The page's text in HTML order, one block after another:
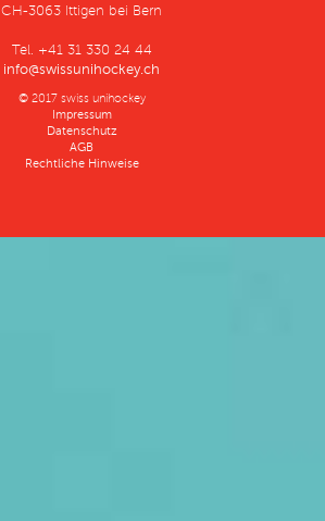
CH-3063 Ittigen bei Bern
Tel. +41 31 330 24 44
info@swissunihockey.ch
© 2017 swiss unihockey
Impressum
Datenschutz
AGB
Rechtliche Hinweise